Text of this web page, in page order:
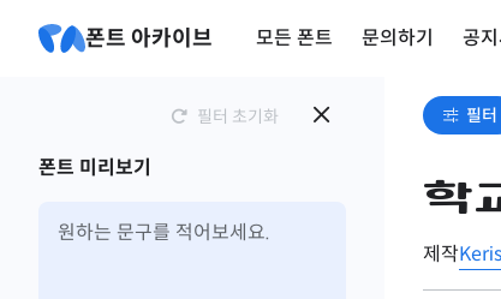
폰트 아카이브 모든 폰트 문의하기 공
필터
필터 초기화
폰트 미리보기
학
제작